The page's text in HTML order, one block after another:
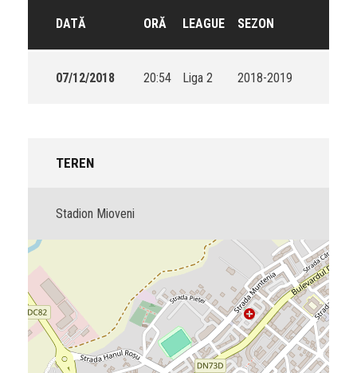
DATĂ ORĂ LEAGUE SEZON
07/12/2018 20:54 Liga 2 2018-2019
TEREN
Stadion Mioveni